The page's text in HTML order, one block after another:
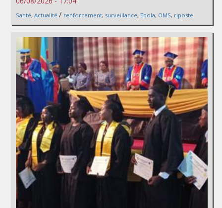
Santé, Actualité / renforcement, surveillance, Ebola, OMS, riposte